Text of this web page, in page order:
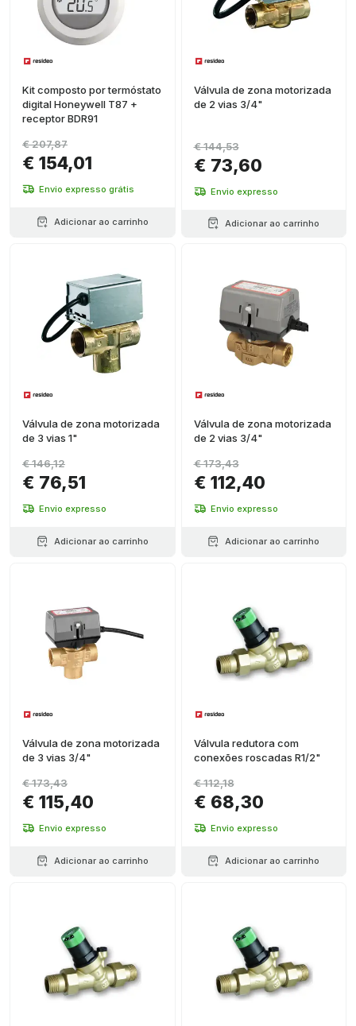
Kit composto por termóstato
digital Honeywell T87 +
receptor BDR91
€ 154,01
€ 207,87
Envio expresso grátis
Adicionar ao carrinho
Válvula de zona motorizada
de 2 vias 3/4"
€ 73,60
€ 144,53
Envio expresso
Adicionar ao carrinho
Válvula de zona motorizada
de 3 vias 1"
€ 76,51
€ 146,12
Envio expresso
Adicionar ao carrinho
Válvula de zona motorizada
de 2 vias 3/4"
€ 112,40
€ 173,43
Envio expresso
Adicionar ao carrinho
Válvula de zona motorizada
de 3 vias 3/4"
€ 115,40
€ 173,43
Envio expresso
Adicionar ao carrinho
Válvula redutora com
conexões roscadas R1/2"
€ 68,30
€ 112,18
Envio expresso
Adicionar ao carrinho